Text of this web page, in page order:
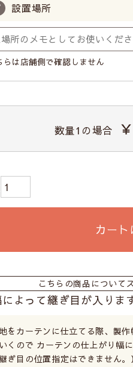
設置場所
は店舗側で確認しません
数量1 の場合
カート
こちらの商品について
よって継ぎ目が入ります
をカーテンに仕立てる際、製
くので カーテンの仕上がり幅
継ぎ目の位置指定はできません